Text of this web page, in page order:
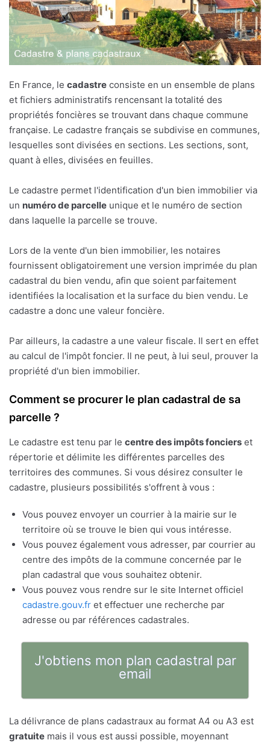
En France, le cadastre consiste en un ensemble de plans
et fichiers administratifs rencensant la totalité des
propriétés foncières se trouvant dans chaque commune
française. Le cadastre français se subdivise en communes,
lesquelles sont divisées en sections. Les sections, sont,
quant à elles, divisées en feuilles.
Le cadastre permet l'identification d'un bien immobilier via
un numéro de parcelle unique et le numéro de section
dans laquelle la parcelle se trouve.
Lors de la vente d'un bien immobilier, les notaires
fournissent obligatoirement une version imprimée du plan
cadastral du bien vendu, afin que soient parfaitement
identifiées la localisation et la surface du bien vendu. Le
cadastre a donc une valeur foncière.
Par ailleurs, la cadastre a une valeur fiscale. Il sert en effet
au calcul de l'impôt foncier. Il ne peut, à lui seul, prouver la
propriété d'un bien immobilier.
Comment se procurer le plan cadastral de sa
parcelle ?
Le cadastre est tenu par le centre des impôts fonciers et
répertorie et délimite les différentes parcelles des
territoires des communes. Si vous désirez consulter le
cadastre, plusieurs possibilités s'offrent à vous :
Vous pouvez envoyer un courrier à la mairie sur le
territoire où se trouve le bien qui vous intéresse.
Vous pouvez également vous adresser, par courrier au
centre des impôts de la commune concernée par le
plan cadastral que vous souhaitez obtenir.
Vous pouvez vous rendre sur le site Internet officiel
cadastre.gouv.fr et effectuer une recherche par
adresse ou par références cadastrales.
J'obtiens mon plan cadastral par
email
La délivrance de plans cadastraux au format A4 ou A3 est
gratuite mais il vous est aussi possible, moyennant